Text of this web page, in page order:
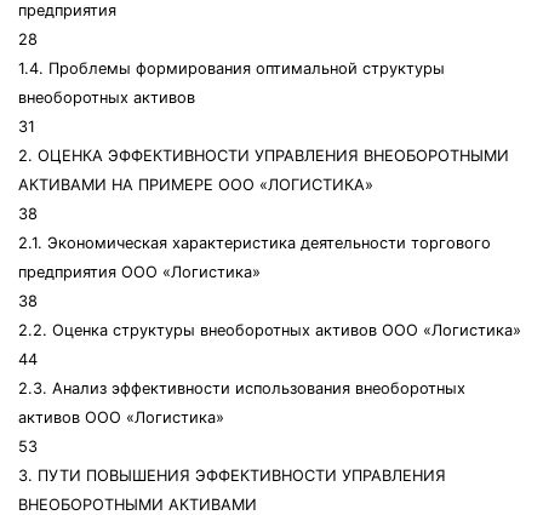
предприятия
28
1.4. Проблемы формирования оптимальной структуры
внеоборотных активов
31
2. ОЦЕНКА ЭФФЕКТИВНОСТИ УПРАВЛЕНИЯ ВНЕОБОРОТНЫМИ
АКТИВАМИ НА ПРИМЕРЕ ООО «ЛОГИСТИКА»
38
2.1. Экономическая характеристика деятельности торгового
предприятия ООО «Логистика»
38
2.2. Оценка структуры внеоборотных активов ООО «Логистика»
44
2.3. Анализ эффективности использования внеоборотных
активов ООО «Логистика»
53
3. ПУТИ ПОВЫШЕНИЯ ЭФФЕКТИВНОСТИ УПРАВЛЕНИЯ
ВНЕОБОРОТНЫМИ АКТИВАМИ